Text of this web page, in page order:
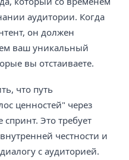
аудитории. Когда
он должен
ваш уникальный
вы отстаиваете.
что путь
ценностей" через
Это требует
честности и
с аудиторией.